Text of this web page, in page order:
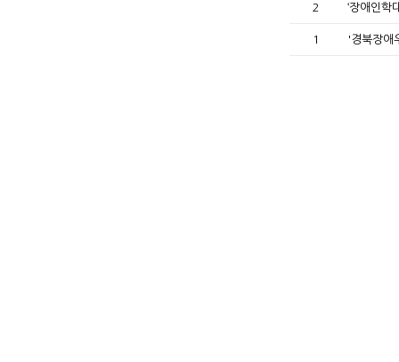
2 ‘장애인학
1 '경북장애